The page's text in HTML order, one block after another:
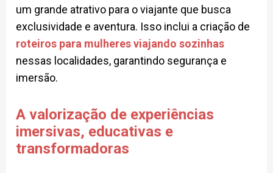
um grande atrativo para o viajante que busca
exclusividade e aventura. Isso inclui a criação de
roteiros para mulheres viajando sozinhas
nessas localidades, garantindo segurança e
imersão.
A valorização de experiências
imersivas, educativas e
transformadoras